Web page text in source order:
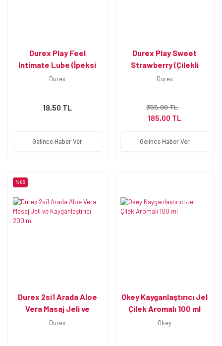
Durex Play Feel
Intimate Lube (İpeksi
Kayganlaştırıcı Jel) 50
Durex
19,50 TL
Gelince Haber Ver
Durex Play Sweet
Strawberry (Çilekli
Kayganlaştırıcı Jel) 50
Durex
355,00 TL
185,00 TL
Gelince Haber Ver
%63
Durex 2si1 Arada Aloe
Vera Masaj Jeli ve
Kayganlaştırıcı 200 ml
Durex
Okey Kayganlaştırıcı Jel
Çilek Aromalı 100 ml
Okey